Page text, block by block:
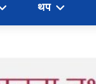
थप